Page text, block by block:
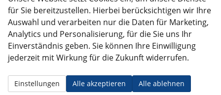
Proaktives Insassenschutzsystem in Verbindung mit
Front Assist, Wegfahrsperre elektronisch,
Ablagetaschen an den Rückseiten der Vordersitze,
Beifahrersitzlehne komplett umklappbar,
Lendenwirbelstützen vorn, Rücksitzbank ungeteilt,
verschiebbar, Lehne asymmetrisch geteilt
umklappbar, Sitzmittelbahnen der Vordersitze und
für Sie bereitzustellen. Hierbei berücksichtigen wir Ihre
Auswahl und verarbeiten nur die Daten für Marketing,
Analytics und Personalisierung, für die Sie uns Ihr
Einverständnis geben. Sie können Ihre Einwilligung
jederzeit mit Wirkung für die Zukunft widerrufen.
Alle akzeptieren Alle ablehnen
Einstellungen